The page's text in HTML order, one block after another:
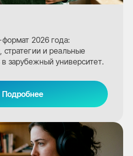
2026 года:
стратегии и реальные
зарубежный университет.
Подробнее